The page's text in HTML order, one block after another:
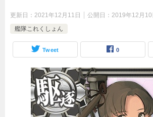
更新日： 2021年12月11日 公開日： 2019年12月10
艦隊これくしょん
Tweet 0